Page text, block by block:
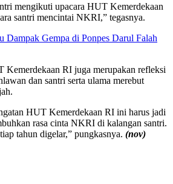
mengikuti upacara HUT Kemerdekaan
santri mencintai NKRI,” tegasnya.
Dampak Gempa di Ponpes Darul Falah
Kemerdekaan RI juga merupakan refleksi
dan santri serta ulama merebut
HUT Kemerdekaan RI ini harus jadi
rasa cinta NKRI di kalangan santri.
tahun digelar,” pungkasnya. (nov)